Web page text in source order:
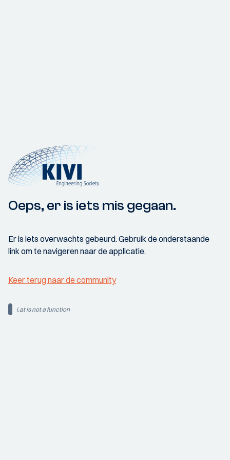
Oeps, er is iets mis gegaan.
Er is iets overwachts gebeurd. Gebruik de onderstaande
link om te navigeren naar de applicatie.
Keer terug naar de community
i.at is not a function